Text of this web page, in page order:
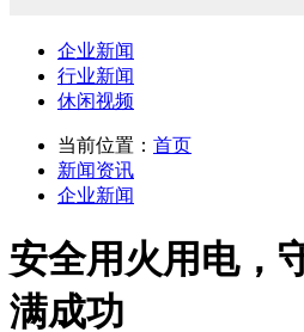
企业新闻
行业新闻
休闲视频
当前位置： 首页
新闻资讯
企业新闻
安全用火用电，
满成功